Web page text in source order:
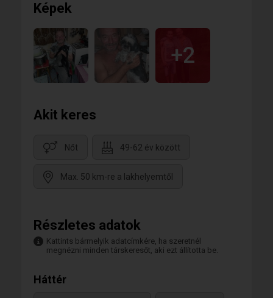
Képek
+2
Akit keres
Nőt 49-62 év között
Max. 50 km-re a lakhelyemtől
Részletes adatok
Kattints bármelyik adatcímkére, ha szeretnél
megnézni minden társkeresőt, aki ezt állította be.
Háttér